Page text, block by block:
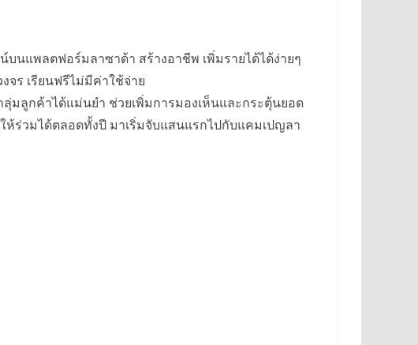
บนแพลตฟอร์มลาซาด้า สร้างอาชีพ เพิ่มรายได้ได้ง่ายๆ
ร เรียนฟรีไม่มีค่าใช้จ่าย
ลุ่มลูกค้าได้แม่นยำ ช่วยเพิ่มการมองเห็นและกระตุ้นยอด
ร่วมได้ตลอดทั้งปี มาเริ่มจับแสนแรกไปกับแคมเปญลา